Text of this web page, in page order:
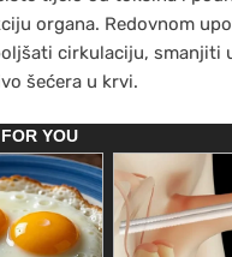
organa. Redovnom
cirkulaciju, smanjiti
šećera u krvi.